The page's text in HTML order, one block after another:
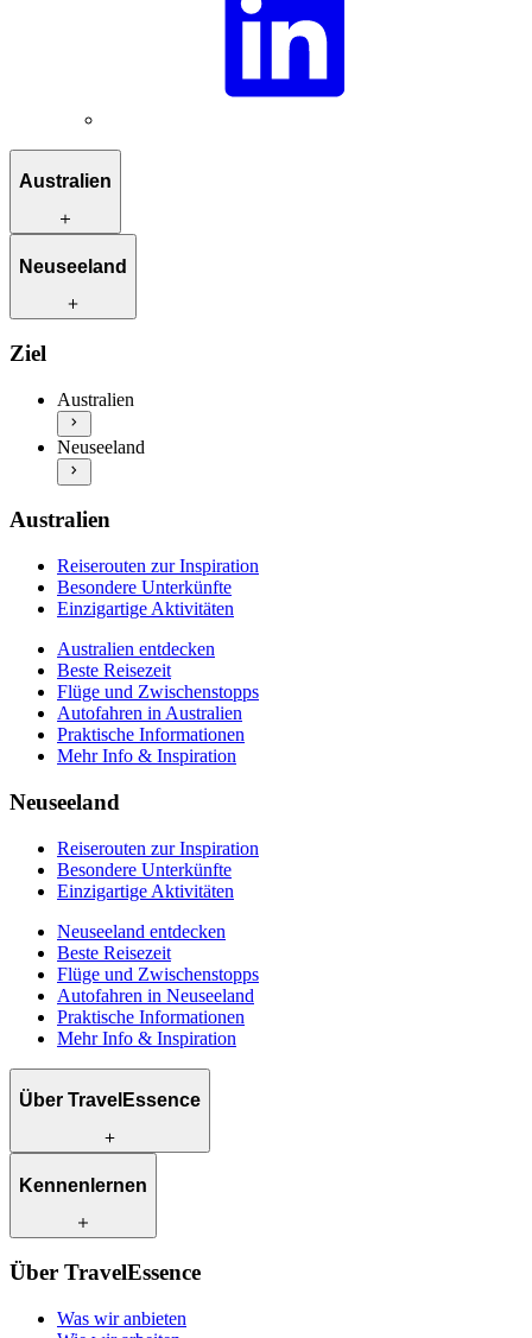
Australien
Reiserouten zur Inspiration
Einzigartige Aktivitäten
Flüge und Zwischenstopps
Autofahren in Australien
Praktische Informationen
Mehr Info & Inspiration
Neuseeland
Einzigartige Aktivitäten
Neuseeland entdecken
Beste Reisezeit
Flüge und Zwischenstopps
Praktische Informationen
Ziel
Australien
Neuseeland
Australien
Reiserouten zur Inspiration
Besondere Unterkünfte
Einzigartige Aktivitäten
Australien entdecken
Beste Reisezeit
Flüge und Zwischenstopps
Autofahren in Australien
Praktische Informationen
Mehr Info & Inspiration
Neuseeland
Reiserouten zur Inspiration
Besondere Unterkünfte
Einzigartige Aktivitäten
Neuseeland entdecken
Beste Reisezeit
Flüge und Zwischenstopps
Autofahren in Neuseeland
Praktische Informationen
Mehr Info & Inspiration
Über TravelEssence
Was wir anbieten
Was uns einzigartig macht
Klimabewusst reisen
Kontakt
Karriere
Kennenlernen
Unsere Reiseexperten
Unsere Kunden
Über TravelEssence
Was wir anbieten